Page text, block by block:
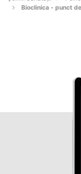
Bioclinica - punct